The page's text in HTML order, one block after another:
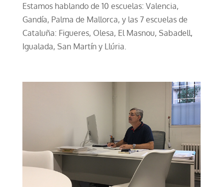
Estamos hablando de 10 escuelas: Valencia,
Gandía, Palma de Mallorca, y las 7 escuelas de
Cataluña: Figueres, Olesa, El Masnou, Sabadell,
Igualada, San Martín y Llúria.